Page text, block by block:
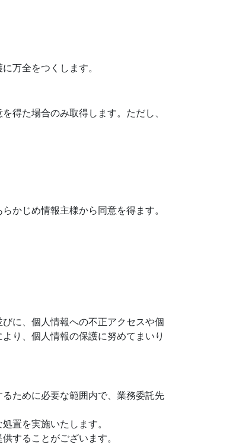
万全をつくします。
得た場合のみ取得します。ただし、
かじめ情報主様から同意を得ます。
に、個人情報への不正アクセスや個
り、個人情報の保護に努めてまいり
ために必要な範囲内で、業務委託先
置を実施いたします。
することがございます。